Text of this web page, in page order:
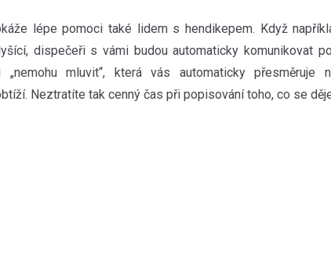
lépe pomoci také lidem s hendikepem. Když
dispečeři s vámi budou automaticky komunikovat
mluvit“, která vás automaticky přesměruje
Neztratíte tak cenný čas při popisování toho, co se